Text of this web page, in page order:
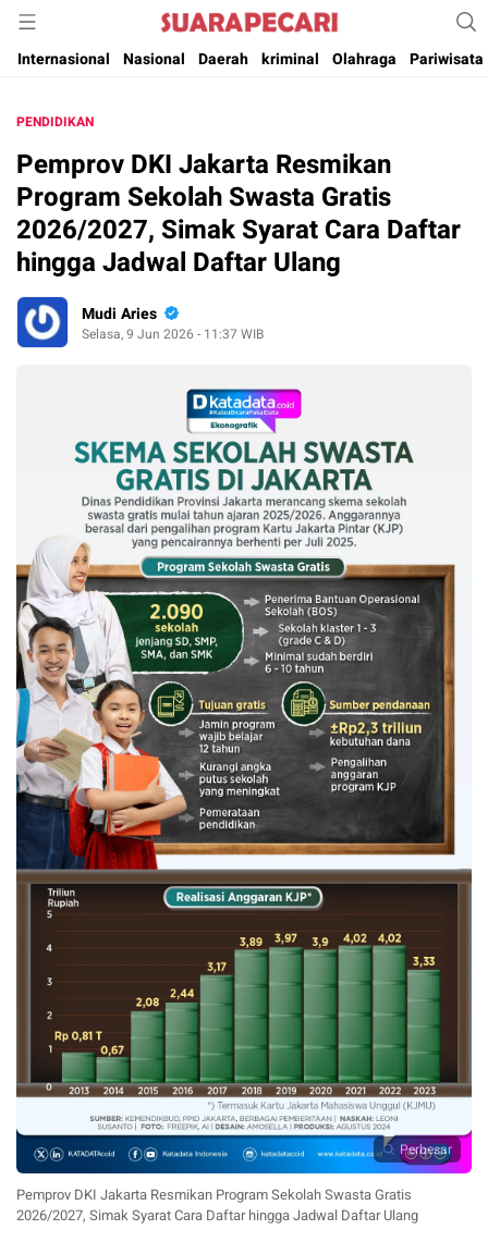
Suara Pecari
Suara Pencerahan Anak Negeri ( Berita Aktual & Terpercaya )
Internasional
Nasional Daerah kriminal Olahraga Pariwisata
PENDIDIKAN
Pemprov DKI Jakarta Resmikan
Program Sekolah Swasta Gratis
2026/2027, Simak Syarat Cara Daftar
hingga Jadwal Daftar Ulang
Mudi Aries
Selasa, 9 Jun 2026 - 11:37 WIB
Perbesar
Pemprov DKI Jakarta Resmikan Program Sekolah Swasta Gratis
2026/2027, Simak Syarat Cara Daftar hingga Jadwal Daftar Ulang